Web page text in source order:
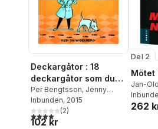
Deckargåtor : 18
deckargåtor som du
kan lösa själv!
Per Bengtsson, Jenny
Berggrund ,Caroline Bruce
Andreas Eiderhed
Olof Ekholm
Inbunden, 2015
4,0utav 5 stjärnor. Totalt antal röster:
(2)
102 kr
Del 2
Mötet
Jan-
262